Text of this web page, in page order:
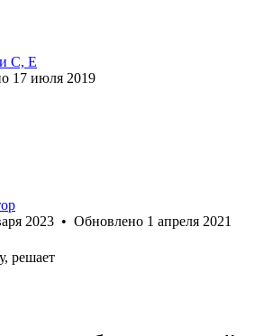
С, Е
17 июля 2019
2023 • Обновлено 1 апреля 2021
решает